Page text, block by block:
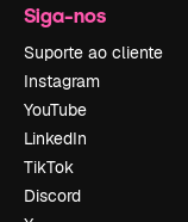
Siga-nos
Suporte ao cliente
Instagram
YouTube
LinkedIn
TikTok
Discord